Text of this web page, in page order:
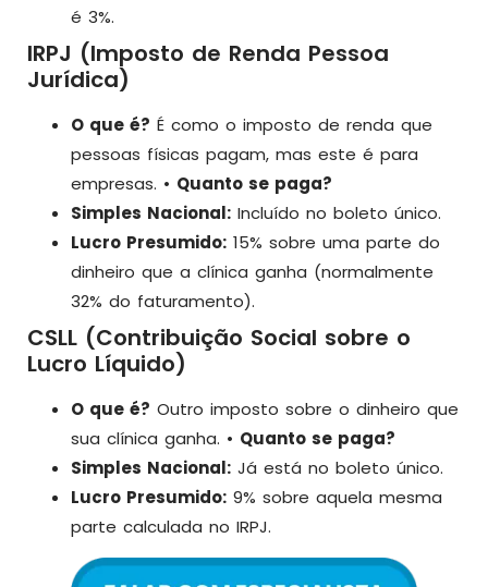
é 3%.
IRPJ (Imposto de Renda Pessoa
Jurídica)
O que é? É como o imposto de renda que
pessoas físicas pagam, mas este é para
empresas. • Quanto se paga?
Simples Nacional: Incluído no boleto único.
Lucro Presumido: 15% sobre uma parte do
dinheiro que a clínica ganha (normalmente
32% do faturamento).
CSLL (Contribuição Social sobre o
Lucro Líquido)
O que é? Outro imposto sobre o dinheiro que
sua clínica ganha. • Quanto se paga?
Simples Nacional: Já está no boleto único.
Lucro Presumido: 9% sobre aquela mesma
parte calculada no IRPJ.